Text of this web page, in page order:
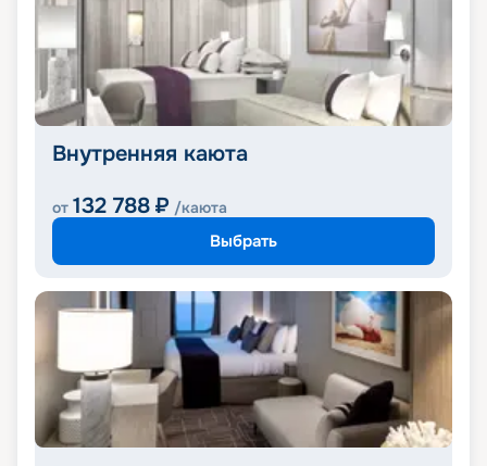
Внутренняя каюта
от 132 788 ₽ /каюта
Выбрать